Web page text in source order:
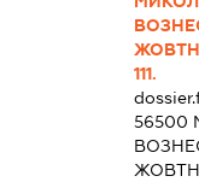
111.
56500